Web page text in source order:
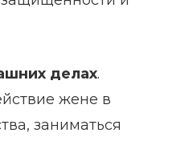
делах.
жене в
заниматься